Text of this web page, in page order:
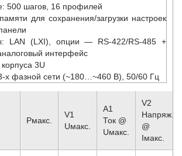
500 шагов, 16 профилей
для сохранения/загрузки настроек
LAN (LXI), опции — RS-422/RS-485 +
интерфейс
3U
х фазной сети (~180…~460 В), 50/60 Гц
Pмакс.
V1
Uмакс.
A1
Ток @
Uмакс.
V2
Напряж.
@
Iмакс.